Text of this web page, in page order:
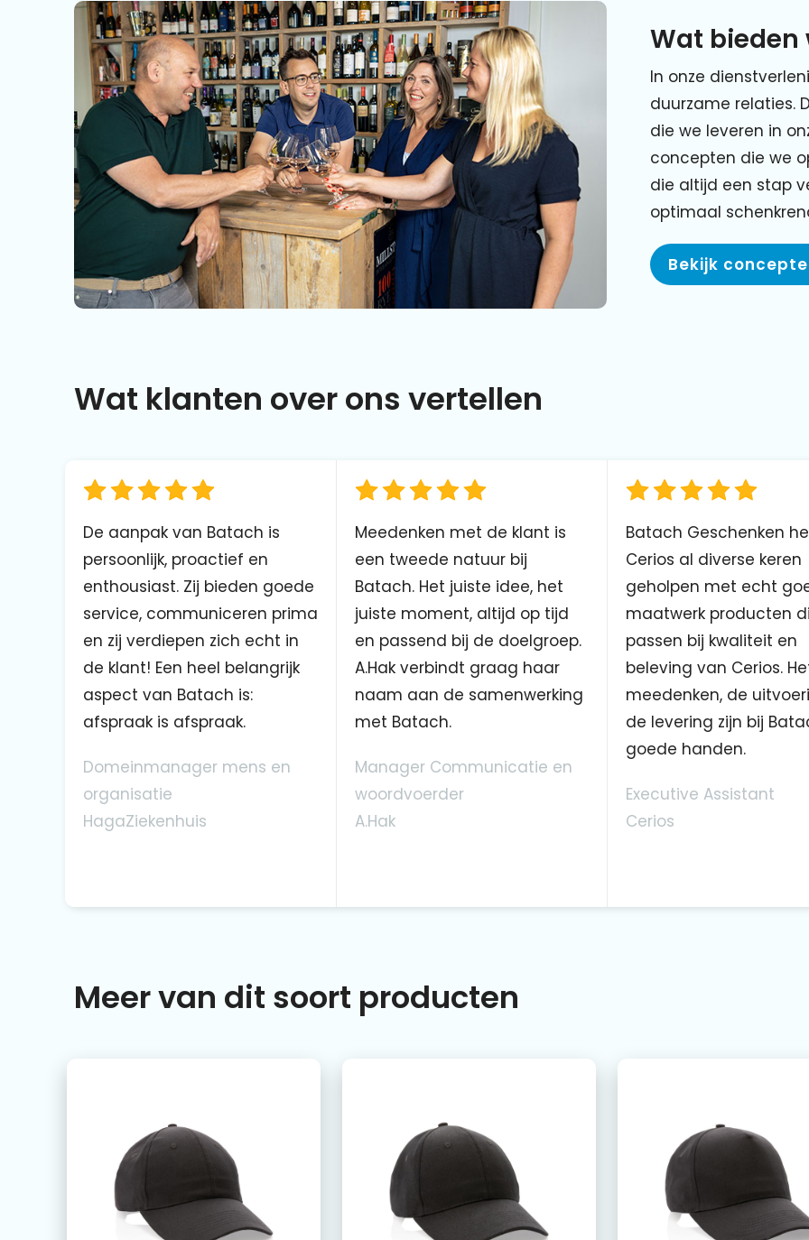
Wat bieden
In onze
duurzame relaties.
die we leveren in
concepten die we
die altijd een stap
optimaal
Bekijk
Wat klanten over ons vertellen
De aanpak van Batach is
persoonlijk, proactief en
enthousiast. Zij bieden goede
service, communiceren prima
en zij verdiepen zich echt in
de klant! Een heel belangrijk
aspect van Batach is:
afspraak is afspraak.
Domeinmanager mens en
organisatie
HagaZiekenhuis
Meedenken met de klant is
een tweede natuur bij
Batach. Het juiste idee, het
juiste moment, altijd op tijd
en passend bij de doelgroep.
A.Hak verbindt graag haar
naam aan de samenwerking
met Batach.
Manager Communicatie en
woordvoerder
A.Hak
Batach Geschenken
Cerios al diverse keren
geholpen met echt
maatwerk producten
passen bij kwaliteit en
beleving van Cerios.
meedenken, de
de levering zijn bij
goede handen.
Executive Assistant
Cerios
Meer van dit soort producten